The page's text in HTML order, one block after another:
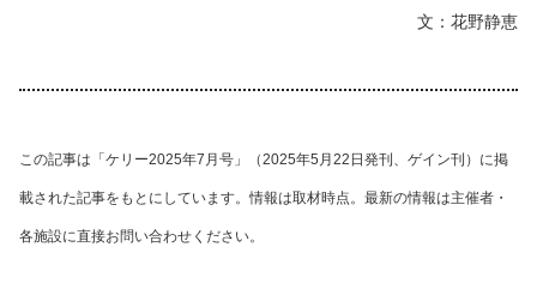
文：花野静恵
この記事は「ケリー2025年7月号」（2025年5月22日発刊、ゲイン刊）に掲
載された記事をもとにしています。情報は取材時点。最新の情報は主催者・
各施設に直接お問い合わせください。